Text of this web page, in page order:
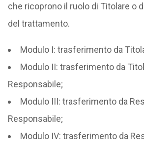
che ricoprono il ruolo di Titolare o
del trattamento.
Modulo I: trasferimento da
Modulo II: trasferimento da
Responsabile;
Modulo III: trasferimento da
Responsabile;
Modulo IV: trasferimento da